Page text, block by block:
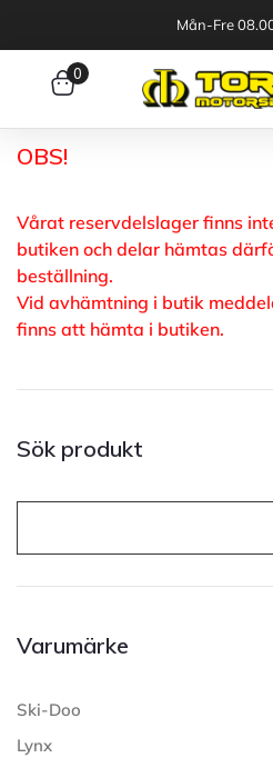
Mån-Fre
0
OBS!
Vårat reservdelslager finns
butiken och delar hämtas
beställning.
Vid avhämtning i butik
finns att hämta i butiken.
Sök produkt
Varumärke
Ski-Doo
Lynx